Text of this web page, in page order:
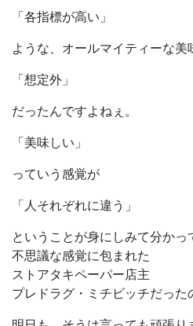
「各指標が高い」
ような、オールマイティーな
「想定外」
だったんですよねぇ。
「美味しい」
っていう感覚が
「人それぞれに違う」
ということが身にしみて分かっ
不思議な感覚に包まれた
ストアタキペーパー店主
プレドラグ・ミチビッチだった